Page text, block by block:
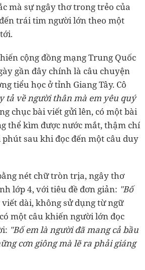
mà sự ngây thơ trong trẻo của
trái tim người lớn theo một
cộng đồng mạng Trung Quốc
gần đây chính là câu chuyện
tiểu học ở tỉnh Giang Tây. Cô
tả về người thân mà em yêu quý
chục bài viết gửi lên, có một bài
thể kìm được nước mắt, thậm chí
sau khi đọc đến một câu duy
nét chữ tròn trịa, ngây thơ
lớp 4, với tiêu đề đơn giản: "Bố
viết dài, không sử dụng từ ngữ
một câu khiến người lớn đọc
"Bố em là người đã mang cả bầu
cơn giông mà lẽ ra phải giáng